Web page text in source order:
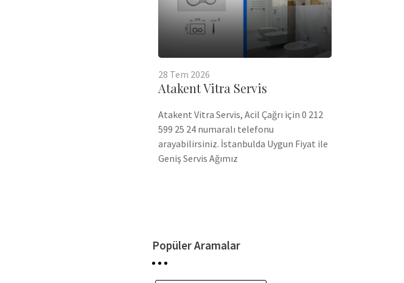
28 Tem 2026
Atakent Vitra Servis
Atakent Vitra Servis, Acil Çağrı için 0 212
599 25 24 numaralı telefonu
arayabilirsiniz. İstanbulda Uygun Fiyat ile
Geniş Servis Ağımız
Popüler Aramalar